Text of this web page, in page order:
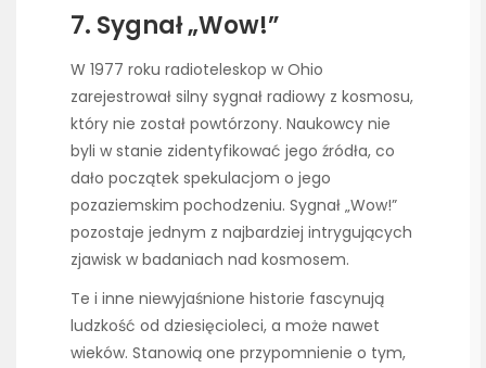
7. Sygnał „Wow!”
W 1977 roku radioteleskop w Ohio
zarejestrował silny sygnał radiowy z kosmosu,
który nie został powtórzony. Naukowcy nie
byli w stanie zidentyfikować jego źródła, co
dało początek spekulacjom o jego
pozaziemskim pochodzeniu. Sygnał „Wow!”
pozostaje jednym z najbardziej intrygujących
zjawisk w badaniach nad kosmosem.
Te i inne niewyjaśnione historie fascynują
ludzkość od dziesięcioleci, a może nawet
wieków. Stanowią one przypomnienie o tym,